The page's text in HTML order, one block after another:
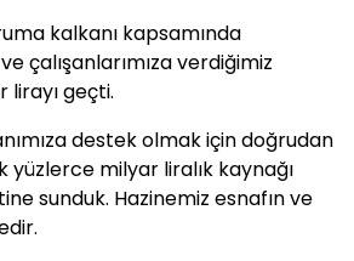
kalkanı kapsamında
çalışanlarımıza verdiğimiz
lirayı geçti.
destek olmak için doğrudan
yüzlerce milyar liralık kaynağı
sunduk. Hazinemiz esnafın ve